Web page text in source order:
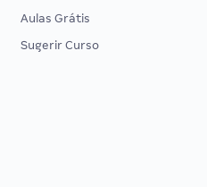
Aulas Grátis
Sugerir Curso